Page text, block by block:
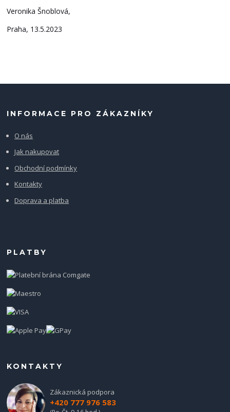
Veronika Šnoblová,
Praha, 13.5.2023
INFORMACE PRO ZÁKAZNÍKY
O nás
Jak nakupovat
Obchodní podmínky
Kontakty
Doprava a platba
PLATBY
KONTAKTY
Zákaznická podpora
+420 777 976 583